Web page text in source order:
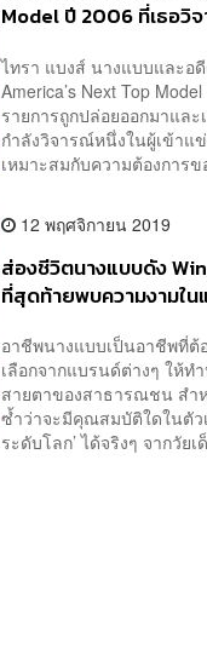
Model ปี 2006 ที่เธอวิ
ไทรา แบงส์ นางแบบและอ
America’s Next Top
รายการถูกปล่อยออกมาแล
กำลังวิจารณ์หนึ่งในผู้เข้าแ
เหมาะสมกับความต้องการ
12 พฤศจิกายน 2019
ส่องชีวิตนางแบบดัง
ที่สุดท้ายพบความงามใน
อาชีพนางแบบเป็นอาชีพที่ต้
เลือกจากแบรนด์ต่างๆ ให้
สายตาของสาธารณชน สำ
ซ้ำว่าจะมีคุณสมบัติใดในตัว
ระดับโลก’ ได้จริงๆ จากวัย